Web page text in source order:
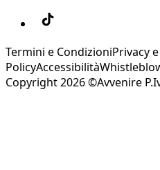
Termini e CondizioniPrivacy
PolicyAccessibilità
Copyright 2026 ©Avvenire